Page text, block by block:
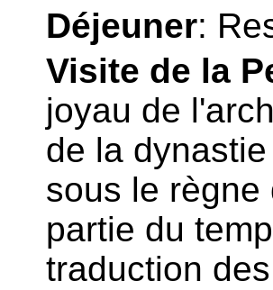
Déjeuner:
Visite de la
joyau de
de la
sous le règne
partie du
traduction